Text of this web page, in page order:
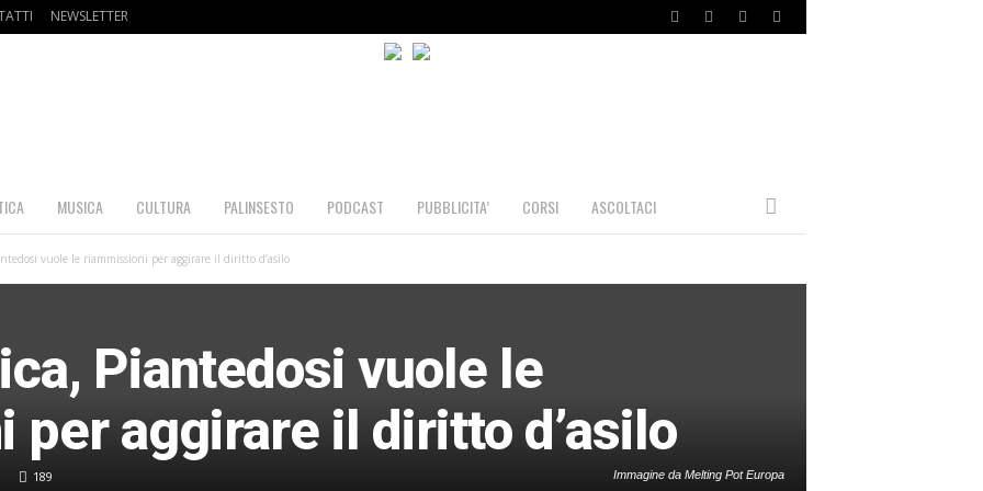
NEWSLETTER
MUSICA CULTURA PALINSESTO PODCAST PUBBLICITA’ CORSI ASCOLTACI
vuole le riammissioni per aggirare il diritto d’asilo
Immagine da Melting Pot Europa
Piantedosi vuole le
per aggirare il diritto d’asilo
189